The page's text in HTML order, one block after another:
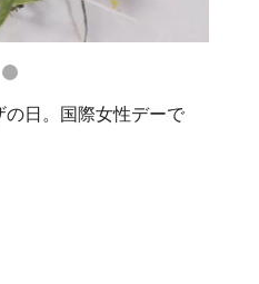
日。国際女性デーで